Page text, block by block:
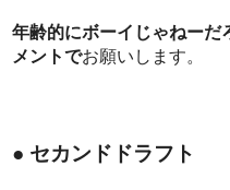
年齢的にボーイじゃねーだ
メントでお願いします。
● セカンドドラフト